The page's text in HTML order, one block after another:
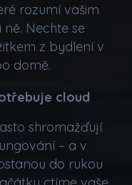
rozumí vašim
Nechte se
z bydlení v
domě.
cloud
shromažďují
– a v
do rukou